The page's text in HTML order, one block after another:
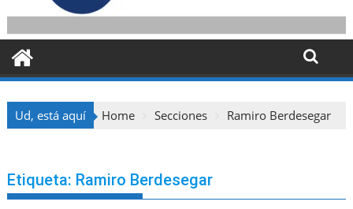
Ud, está aquí Home Secciones Ramiro Berdesegar
Etiqueta: Ramiro Berdesegar